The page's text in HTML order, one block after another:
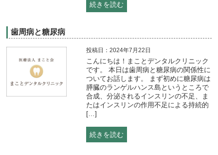
続きを読む
歯周病と糖尿病
投稿日：2024年7月22日
こんにちは！まことデンタルクリニック
です。 本日は歯周病と糖尿病の関係性に
ついてお話します。 まず初めに糖尿病は
膵臓のランゲルハンス島というところで
合成、分泌されるインスリンの不足、ま
たはインスリンの作用不足による持続的
[…]
続きを読む